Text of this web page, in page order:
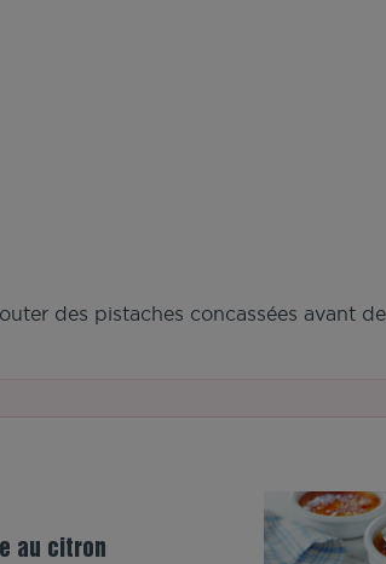
des pistaches concassées avant de
au citron